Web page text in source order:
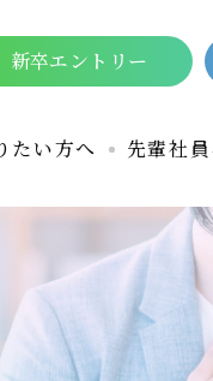
新卒エントリー
い方へ 先輩社